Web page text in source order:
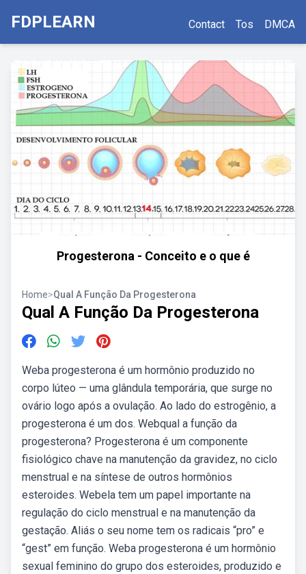
FDPLEARN Contact Tos DMCA
Progesterona - Conceito e o que é
Home>Qual A Função Da Progesterona
Qual A Função Da Progesterona
Weba progesterona é um hormônio produzido no
corpo lúteo — uma glândula temporária, que surge no
ovário logo após a ovulação. Ao lado do estrogênio, a
progesterona é um dos. Webqual a função da
progesterona? Progesterona é um componente
fisiológico chave na manutenção da gravidez, no ciclo
menstrual e na síntese de outros hormônios
esteroides. Webela tem um papel importante na
regulação do ciclo menstrual e na manutenção da
gestação. Aliás o seu nome tem os radicais “pro” e
“gest” em função. Weba progesterona é um hormônio
sexual feminino do grupo dos esteroides, produzido e